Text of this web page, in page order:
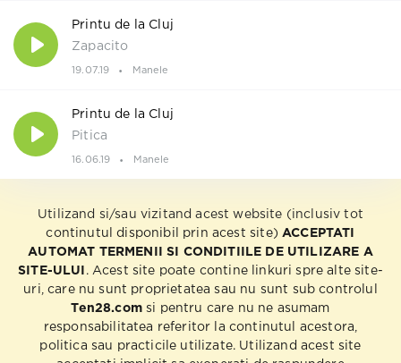
Printu de la Cluj
Zapacito
19.07.19 Manele
Printu de la Cluj
Pitica
16.06.19 Manele
Utilizand si/sau vizitand acest website (inclusiv tot
continutul disponibil prin acest site) ACCEPTATI
AUTOMAT TERMENII SI CONDITIILE DE UTILIZARE A
SITE-ULUI
. Acest site poate contine linkuri spre alte site-
uri, care nu sunt proprietatea sau nu sunt sub controlul
Ten28.comsi pentru care nu ne asumam
responsabilitatea referitor la continutul acestora,
politica sau practicile utilizate. Utilizand acest site